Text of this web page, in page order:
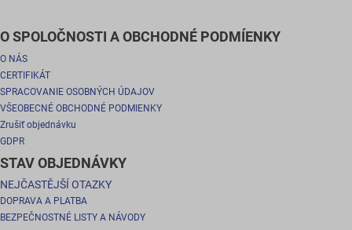
O SPOLOČNOSTI A OBCHODNÉ PODMÍENKY
O NÁS
CERTIFIKÁT
SPRACOVANIE OSOBNÝCH ÚDAJOV
VŠEOBECNÉ OBCHODNÉ PODMIENKY
Zrušiť objednávku
GDPR
STAV OBJEDNÁVKY
NEJČASTĚJŠÍ OTAZKY
DOPRAVA A PLATBA
BEZPEČNOSTNÉ LISTY A NÁVODY